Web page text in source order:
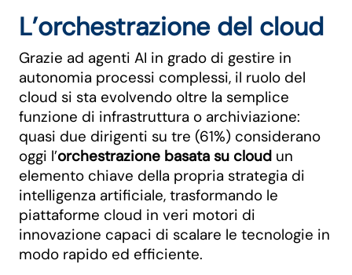
L’orchestrazione del cloud
Grazie ad agenti AI in grado di gestire in
autonomia processi complessi, il ruolo del
cloud si sta evolvendo oltre la semplice
funzione di infrastruttura o archiviazione:
quasi due dirigenti su tre (61%) considerano
oggi l’orchestrazione basata su cloud un
elemento chiave della propria strategia di
intelligenza artificiale, trasformando le
piattaforme cloud in veri motori di
innovazione capaci di scalare le tecnologie in
modo rapido ed efficiente.